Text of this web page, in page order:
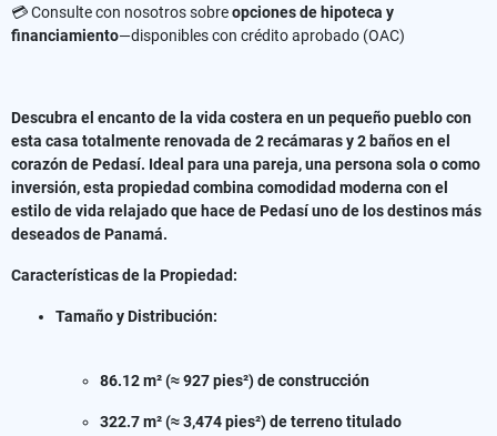
💳 Consulte con nosotros sobreopciones de hipoteca y
financiamiento—disponibles con crédito aprobado (OAC)
Descubra el encanto de la vida costera en un pequeño pueblo con
esta casa totalmente renovada de 2 recámaras y 2 baños en el
corazón de Pedasí. Ideal para una pareja, una persona sola o como
inversión, esta propiedad combina comodidad moderna con el
estilo de vida relajado que hace de Pedasí uno de los destinos más
deseados de Panamá.
Características de la Propiedad:
Tamaño y Distribución:
86.12 m² (≈ 927 pies²) de construcción
322.7 m² (≈ 3,474 pies²) de terreno titulado